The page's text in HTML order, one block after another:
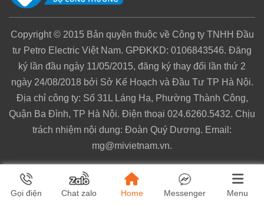
Copyright © 2015 Bản quyền thuộc về Công ty TNHH Đầu
tư Petro Electric Việt Nam. GPĐKKD: 0106843546. Đăng
ký lần đầu ngày 11/05/2015, đăng ký thay đổi lần thứ 2
ngày 24/08/2018 bởi Sở Kế Hoạch và Đầu Tư TP Hà Nội.
Địa chỉ công ty: Số 31L Láng Hạ, Phường Thành Công,
Quận Ba Đình, TP Hà Nội. Điện thoại 024.6260.5432. Chịu
trách nhiệm nội dung: Đoàn Quý Dương. Email:
mg@mivietnam.vn.
Gọi điện Chat zalo Home Messenger Menu